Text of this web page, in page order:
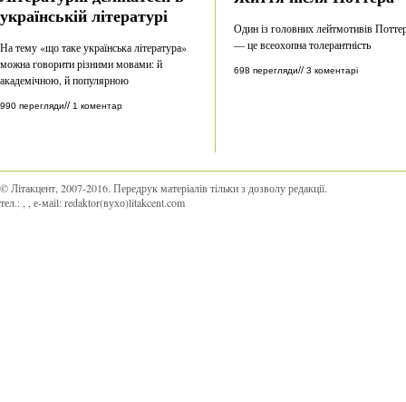
українській літературі
На тему «що таке українська література»
можна говорити різними мовами: й
академічною, й популярною
990 перегляди// 1 коментар
Один із головних лейтмотивів
— це всеохопна толерантність
698 перегляди// 3 коментарі
© Літакцент, 2007-2016. Передрук матеріалів тільки з дозволу редакції.
тел.:
, е-маіl:redaktor(вухо)litakcent.com